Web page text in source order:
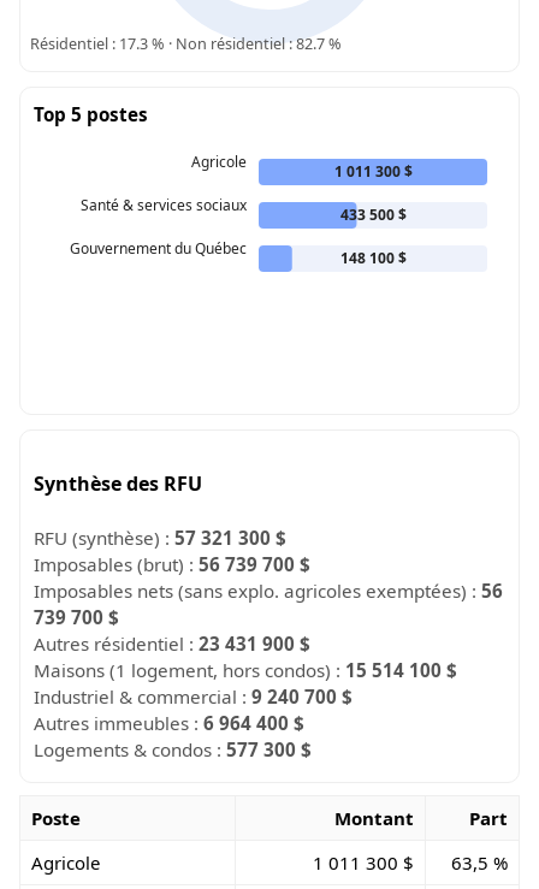
Résidentiel : 17.3 % · Non résidentiel : 82.7 %
Top 5 postes
Agricole
1 011 300 $
Santé & services sociaux
433 500 $
Gouvernement du Québec
148 100 $
Synthèse des RFU
RFU (synthèse) :57 321 300 $
Imposables (brut) :56 739 700 $
Imposables nets (sans explo. agricoles exemptées) :56
739 700 $
Autres résidentiel :23 431 900 $
Maisons (1 logement, hors condos) : 15 514 100 $
Industriel & commercial :9 240 700 $
Autres immeubles :6 964 400 $
Logements & condos :577 300 $
Poste Montant
Part
Agricole
1 011 300 $
63,5 %